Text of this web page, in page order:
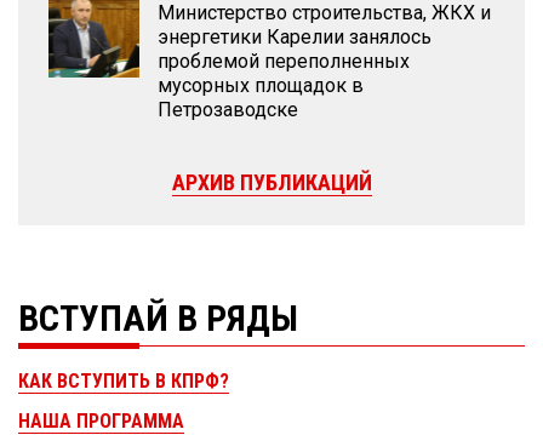
Министерство строительства, ЖКХ и
энергетики Карелии занялось
проблемой переполненных
мусорных площадок в
Петрозаводске
АРХИВ ПУБЛИКАЦИЙ
ВСТУПАЙ В РЯДЫ
КАК ВСТУПИТЬ В КПРФ?
НАША ПРОГРАММА